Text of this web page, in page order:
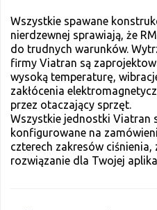
Wszystkie spawane
nierdzewnej sprawiają, że
do trudnych warunków.
firmy Viatran są
wysoką temperaturę,
zakłócenia
przez otaczający sprzęt.
Wszystkie jednostki Viatran
konfigurowane na
czterech zakresów ciśnienia,
rozwiązanie dla Twojej